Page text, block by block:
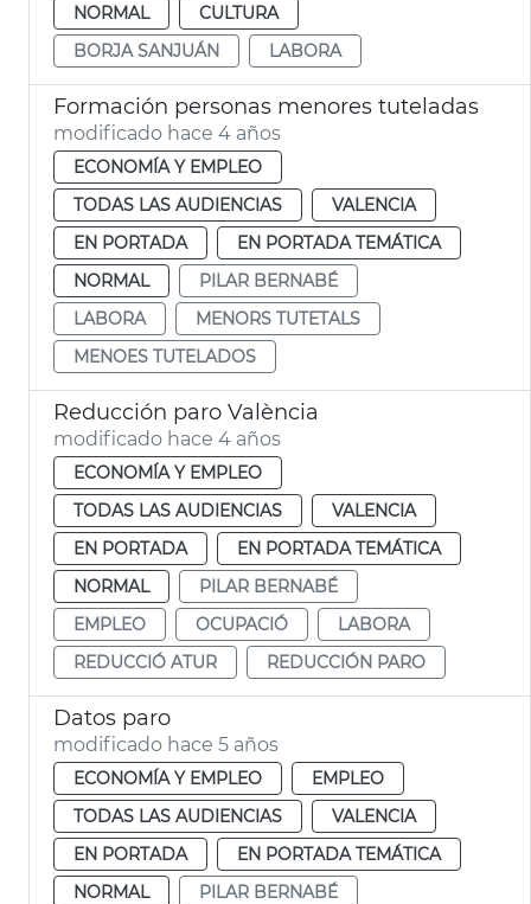
NORMAL
CULTURA
BORJA SANJUÁN
LABORA
Formación personas menores tuteladas
modificado hace 4 años
ECONOMÍA Y EMPLEO
TODAS LAS AUDIENCIAS
VALENCIA
EN PORTADA
EN PORTADA TEMÁTICA
NORMAL
PILAR BERNABÉ
LABORA
MENORS TUTETALS
MENOES TUTELADOS
Reducción paro València
modificado hace 4 años
ECONOMÍA Y EMPLEO
TODAS LAS AUDIENCIAS
VALENCIA
EN PORTADA
EN PORTADA TEMÁTICA
NORMAL
PILAR BERNABÉ
EMPLEO
OCUPACIÓ
LABORA
REDUCCIÓ ATUR
REDUCCIÓN PARO
Datos paro
modificado hace 5 años
ECONOMÍA Y EMPLEO
EMPLEO
TODAS LAS AUDIENCIAS
VALENCIA
EN PORTADA
EN PORTADA TEMÁTICA
NORMAL
PILAR BERNABÉ